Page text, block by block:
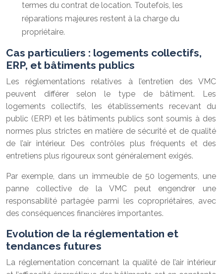
termes du contrat de location. Toutefois, les
réparations majeures restent à la charge du
propriétaire.
Cas particuliers : logements collectifs,
ERP, et bâtiments publics
Les réglementations relatives à l’entretien des VMC
peuvent différer selon le type de bâtiment. Les
logements collectifs, les établissements recevant du
public (ERP) et les bâtiments publics sont soumis à des
normes plus strictes en matière de sécurité et de qualité
de l’air intérieur. Des contrôles plus fréquents et des
entretiens plus rigoureux sont généralement exigés.
Par exemple, dans un immeuble de 50 logements, une
panne collective de la VMC peut engendrer une
responsabilité partagée parmi les copropriétaires, avec
des conséquences financières importantes.
Evolution de la réglementation et
tendances futures
La réglementation concernant la qualité de l’air intérieur